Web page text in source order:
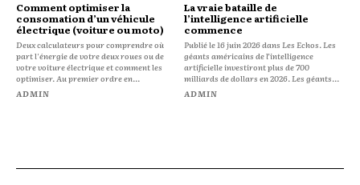
Comment optimiser la
consomation d’un véhicule
électrique (voiture ou moto)
Deux calculateurs pour comprendre où
part l'énergie de votre deux roues ou de
votre voiture électrique et comment les
optimiser. Au premier ordre en...
ADMIN
La vraie bataille de
l’intelligence artificielle
commence
Publié le 16 juin 2026 dans Les Echos. Les
géants américains de l’intelligence
artificielle investiront plus de 700
milliards de dollars en 2026. Les géants...
ADMIN